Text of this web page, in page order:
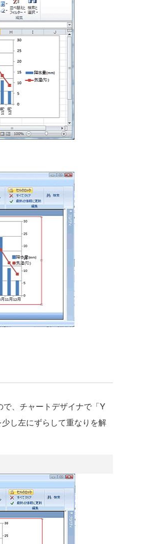
、チャートデザイナで「Y
し左にずらして重なりを解